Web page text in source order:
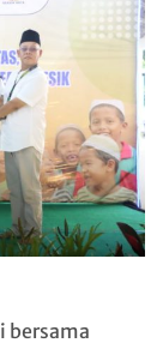
bersama